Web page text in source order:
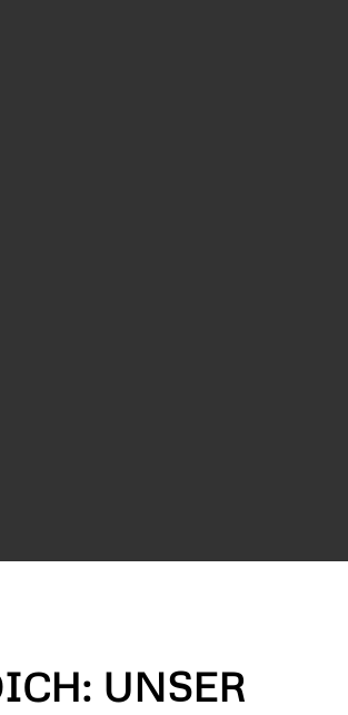
UNSER